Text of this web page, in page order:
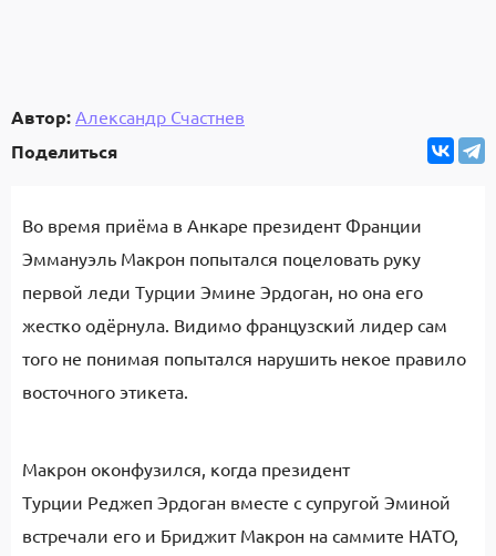
Автор: Александр Счастнев
Поделиться
Во время приёма в Анкаре президент Франции
Эммануэль Макрон попытался поцеловать руку
первой леди Турции Эмине Эрдоган, но она его
жестко одёрнула. Видимо французский лидер сам
того не понимая попытался нарушить некое правило
восточного этикета.
Макрон оконфузился, когда президент
Турции Реджеп Эрдоган вместе с супругой Эминой
встречали его и Бриджит Макрон на саммите НАТО,